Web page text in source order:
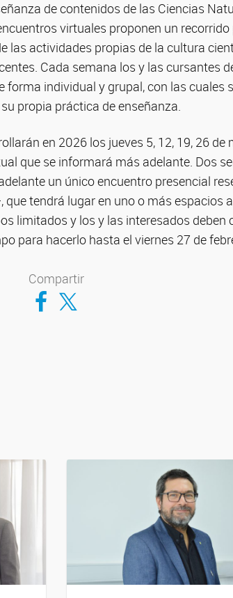
de contenidos de las Ciencias
virtuales proponen un recorrido
las actividades propias de la cultura
Cada semana los y las cursantes
individual y grupal, con las cuales
propia práctica de enseñanza.
en 2026 los jueves 5, 12, 19, 26 de
que se informará más adelante. Dos
un único encuentro presencial
tendrá lugar en uno o más espacios
limitados y los y las interesados deben
para hacerlo hasta el viernes 27 de
Compartir
Compartir en Facebook
Compartir en Twitter